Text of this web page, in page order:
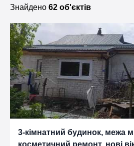
Знайдено 62 об'єктів
3-кімнатний будинок, межа
косметичний ремонт, нові